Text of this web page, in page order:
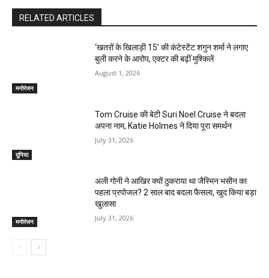
RELATED ARTICLES
मनोरंजन
‘खतरों के खिलाड़ी 15’ की कंटेस्टेंट शगुन शर्मा ने लगाए
बुली करने के आरोप, एक्टर की बढ़ीं मुश्किलें
August 1, 2026
दुनिया
Tom Cruise की बेटी Suri Noel Cruise ने बदला
अपना नाम, Katie Holmes ने दिया पूरा समर्थन
July 31, 2026
मनोरंजन
अली गोनी ने आखिर क्यों ठुकराया था जैस्मिन भसीन का
पहला प्रपोजल? 2 साल बाद बदला फैसला, खुद किया बड़ा
खुलासा
July 31, 2026